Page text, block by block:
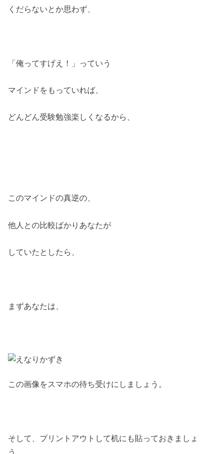
くだらないとか思わず、
「俺ってすげえ！」っていう
マインドをもっていれば、
どんどん受験勉強楽しくなるから、
このマインドの真逆の、
他人との比較ばかりあなたが
していたとしたら、
まずあなたは、
この画像をスマホの待ち受けにしましょう。
そして、プリントアウトして机にも貼っておきましょ
う。